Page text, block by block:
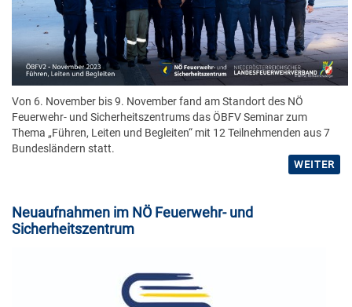
Von 6. November bis 9. November fand am Standort des NÖ
Feuerwehr- und Sicherheitszentrums das ÖBFV Seminar zum
Thema „Führen, Leiten und Begleiten“ mit 12 Teilnehmenden aus 7
Bundesländern statt.
WEITER
Neuaufnahmen im NÖ Feuerwehr- und
Sicherheitszentrum